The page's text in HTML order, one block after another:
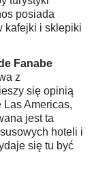
posiada
kafejki i sklepiki
Fanabe
z
się opinią
Americas,
jest ta
hoteli i
się tu być